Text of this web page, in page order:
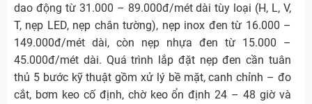
dao động từ 31.000 – 89.000đ/mét dài tùy loại (H, L, V,
T, nẹp LED, nẹp chân tường), nẹp inox đen từ 16.000 –
149.000đ/mét dài, còn nẹp nhựa đen từ 15.000 –
45.000đ/mét dài. Quá trình lắp đặt nẹp đen cần tuân
thủ 5 bước kỹ thuật gồm xử lý bề mặt, canh chỉnh – đo
cắt, bơm keo cố định, chờ keo ổn định 24 – 48 giờ và